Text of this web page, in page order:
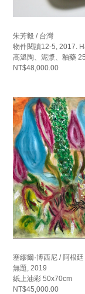
朱芳毅 / 台灣
物件閱讀12-5, 2017.
高溫陶、泥漿、釉藥
NT$48,000.00
塞繆爾·博西尼 / 阿根廷
無題, 2019
紙上油彩 50x70cm
NT$45,000.00